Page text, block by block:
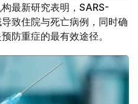
最新研究表明，SARS-
致住院与死亡病例，同时确
防重症的最有效途径。